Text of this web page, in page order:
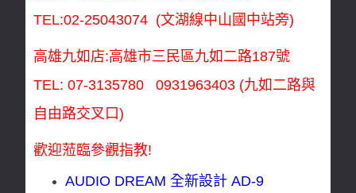
TEL:02-25043074 (文湖線中山國中站旁)
高雄九如店:高雄市三民區九如二路187號
TEL: 07-3135780 0931963403 (九如二路與
自由路交叉口)
歡迎蒞臨參觀指教!
AUDIO DREAM 全新設計 AD-9